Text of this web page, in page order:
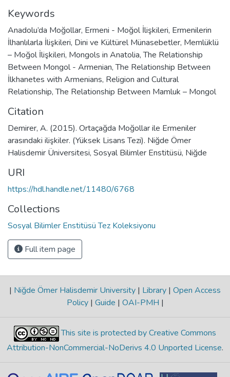
Keywords
Anadolu’da Moğollar, Ermeni - Moğol İlişkileri, Ermenilerin
İlhanlılarla İlişkileri, Dini ve Kültürel Münasebetler, Memlüklü
– Moğol İlişkileri, Mongols in Anatolia,The Relationship
Between Mongol - Armenian,The Relationship Between
İlkhanetes with Armenians, Religion and Cultural
Relationship,The Relationship Between Mamluk – Mongol
Citation
Demirer, A. (2015). Ortaçağda Moğollar ile Ermeniler
arasındaki ilişkiler. (Yüksek Lisans Tezi). Niğde Ömer
Halisdemir Üniversitesi, Sosyal Bilimler Enstitüsü, Niğde
URI
https://hdl.handle.net/11480/6768
Collections
Sosyal Bilimler Enstitüsü Tez Koleksiyonu
Full item page
| Niğde Ömer Halisdemir University | Library | Open Access
Policy | Guide | OAI-PMH |
This site is protected by Creative Commons
Attribution-NonCommercial-NoDerivs 4.0 Unported License.